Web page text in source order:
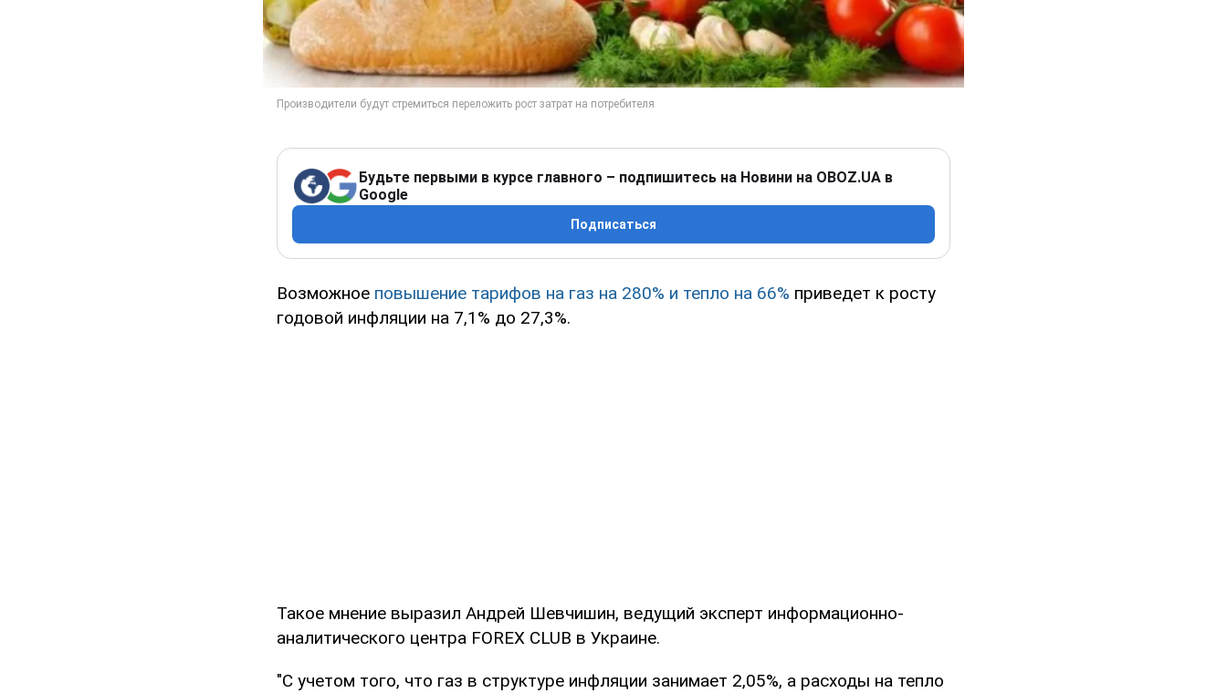
Будьте первыми в курсе главного – подпишитесь на Новини на OBOZ.UA в
Google
Подписаться
Возможное повышение тарифов на газ на 280% и тепло на 66% приведет к росту
годовой инфляции на 7,1% до 27,3%.
Такое мнение выразил Андрей Шевчишин, ведущий эксперт информационно-
аналитического центра FOREX CLUB в Украине.
"С учетом того, что газ в структуре инфляции занимает 2,05%, а расходы на тепло